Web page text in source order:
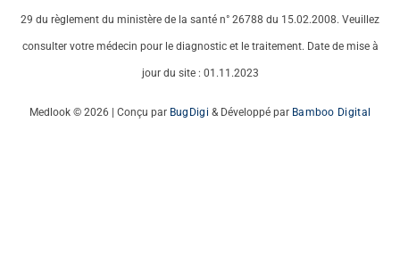
29 du règlement du ministère de la santé n° 26788 du 15.02.2008. Veuillez
consulter votre médecin pour le diagnostic et le traitement. Date de mise à
jour du site : 01.11.2023
Medlook © 2026 | Conçu par BugDigi & Développé par Bamboo Digital